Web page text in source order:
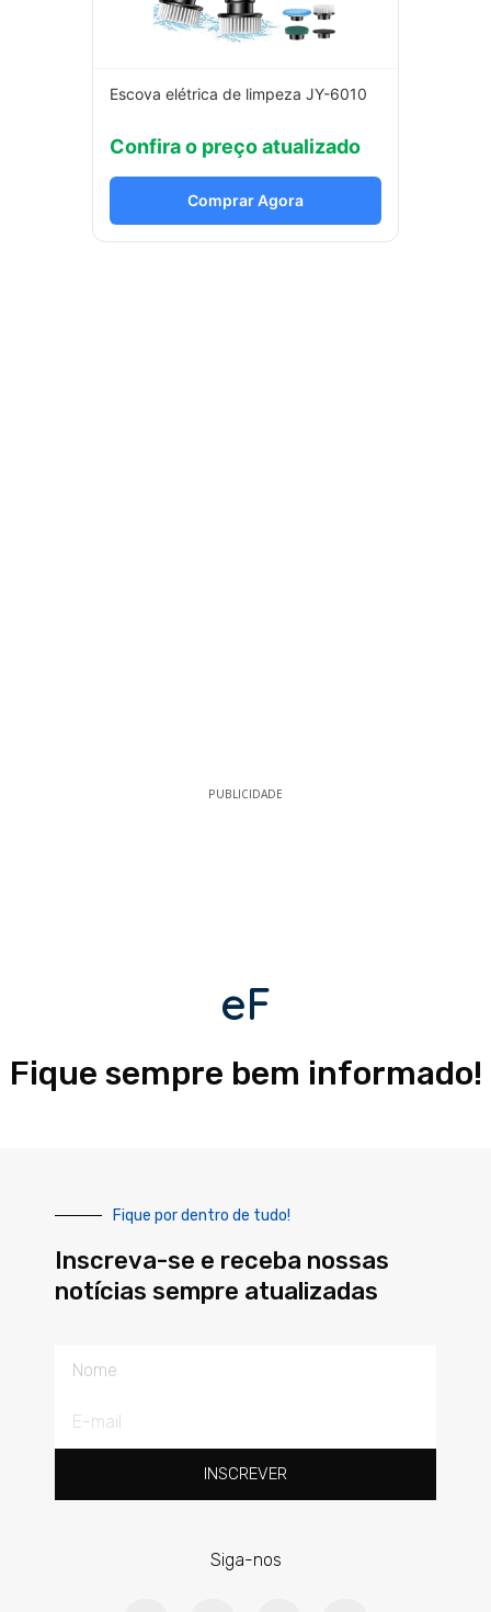
Escova elétrica de limpeza JY-6010
Confira o preço atualizado
Comprar Agora
PUBLICIDADE
eF
Fique sempre bem informado!
Fique por dentro de tudo!
Inscreva-se e receba nossas
notícias sempre atualizadas
INSCREVER
Siga-nos